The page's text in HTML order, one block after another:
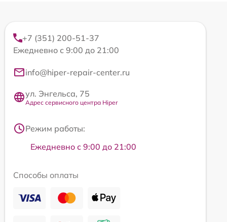
+7 (351) 200-51-37
Ежедневно с 9:00 до 21:00
info@hiper-repair-center.ru
ул. Энгельса, 75
Адрес сервисного центра Hiper
Режим работы:
Ежедневно с 9:00 до 21:00
Способы оплаты